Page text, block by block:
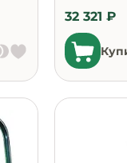
32 321 ₽